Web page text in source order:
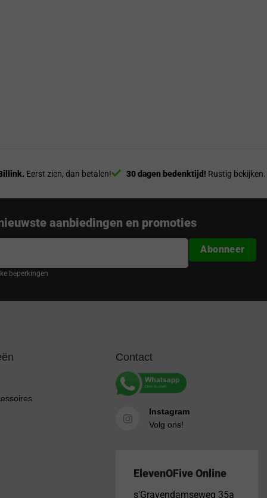
Eerst zien, dan betalen! 30 dagen bedenktijd! Rustig bekijken.
aanbiedingen en promoties
beperkingen
Abonneer
Contact
Instagram
Volg ons!
ElevenOFive Online
s'Gravendamseweg 35a